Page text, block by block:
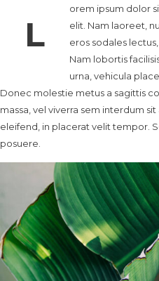
L
orem ipsum dolor
elit. Nam laoreet,
eros sodales
Nam lobortis
urna, vehicula
Donec molestie metus a sagittis
massa, vel viverra sem interdum
eleifend, in placerat velit tempor.
posuere.